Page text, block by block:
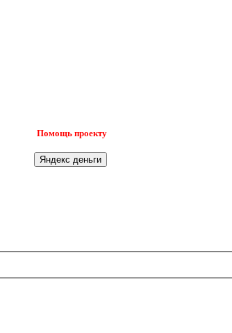
Помощь проекту